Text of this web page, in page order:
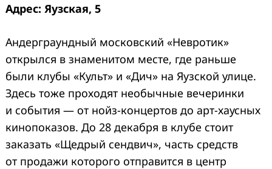
Адрес: Яузская, 5
Андерграундный московский «Невротик»
открылся в знаменитом месте, где раньше
были клубы «Культ» и «Дич» на Яузской улице.
Здесь тоже проходят необычные вечеринки
и события — от нойз-концертов до арт-хаусных
кинопоказов. До 28 декабря в клубе стоит
заказать «Щедрый сендвич», часть средств
от продажи которого отправится в центр